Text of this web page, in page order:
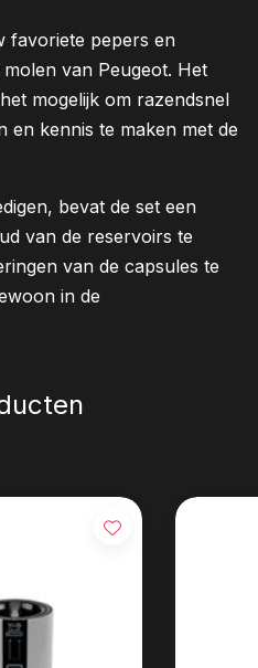
favoriete pepers en
van Peugeot. Het
mogelijk om razendsnel
en kennis te maken met de
bevat de set een
van de reservoirs te
van de capsules te
in de